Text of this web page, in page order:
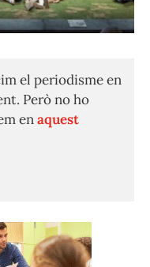
el periodisme en
Però no ho
enaquest